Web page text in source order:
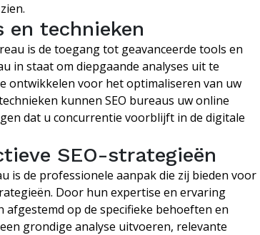
en technieken
is de toegang tot geavanceerde tools en
in staat om diepgaande analyses uit te
ontwikkelen voor het optimaliseren van uw
kunnen SEO bureaus uw online
dat u concurrentie voorblijft in de digitale
SEO-strategieën
is de professionele aanpak die zij bieden voor
Door hun expertise en ervaring
op de specifieke behoeften en
grondige analyse uitvoeren, relevante